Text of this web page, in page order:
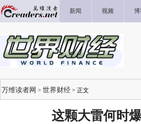
新闻 视频
万维读者网 > 世界财经 > 正文
这颗大雷何时